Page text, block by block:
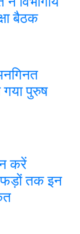
बैठक
गया पुरुष
करें
तक इन